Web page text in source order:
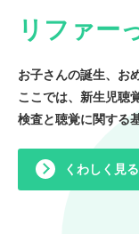
リファー
お子さんの誕生、お
ここでは、新生児聴
検査と聴覚に関する
くわしく見る